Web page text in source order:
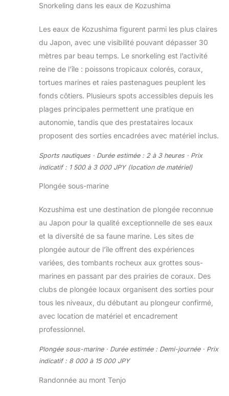
Snorkeling dans les eaux de Kozushima
Les eaux de Kozushima figurent parmi les plus claires
du Japon, avec une visibilité pouvant dépasser 30
mètres par beau temps. Le snorkeling est l’activité
reine de l’île : poissons tropicaux colorés, coraux,
tortues marines et raies pastenagues peuplent les
fonds côtiers. Plusieurs spots accessibles depuis les
plages principales permettent une pratique en
autonomie, tandis que des prestataires locaux
proposent des sorties encadrées avec matériel inclus.
Sports nautiques · Durée estimée : 2 à 3 heures · Prix
indicatif : 1 500 à 3 000 JPY (location de matériel)
Plongée sous-marine
Kozushima est une destination de plongée reconnue
au Japon pour la qualité exceptionnelle de ses eaux
et la diversité de sa faune marine. Les sites de
plongée autour de l’île offrent des expériences
variées, des tombants rocheux aux grottes sous-
marines en passant par des prairies de coraux. Des
clubs de plongée locaux organisent des sorties pour
tous les niveaux, du débutant au plongeur confirmé,
avec location de matériel et encadrement
professionnel.
Plongée sous-marine · Durée estimée : Demi-journée · Prix
indicatif : 8 000 à 15 000 JPY
Randonnée au mont Tenjo